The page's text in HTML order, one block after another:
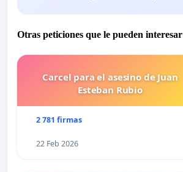
Otras peticiones que le pueden interesar
Carcel para el asesino de Juan
Esteban Rubio
2 781 firmas
22 Feb 2026